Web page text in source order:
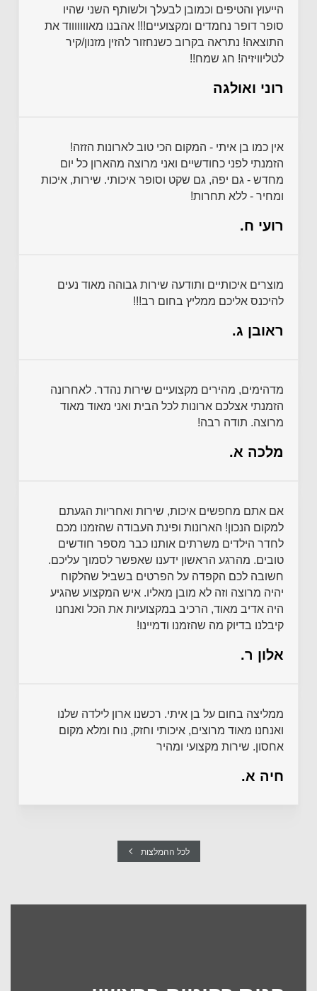
הייעוץ והטיפים וכמובן לבעלך ולשותף השני שהיו
סופר דופר נחמדים ומקצועיים!!! אהבנו מאוווווווד את
התוצאה! נתראה בקרוב כשנחזור להזין מזנון/קיר
לטליוויזיה! חג שמח!!
רוני ואולגה
אין כמו בן איתי - המקום הכי טוב לארונות הזזה!
הזמנתי לפני כחודשיים ואני מרוצה מהארון כל יום
מחדש - גם יפה, גם שקט וסופר איכותי. שירות, איכות
ומחיר - ללא תחרות!
רועי ח.
מוצרים איכותיים ותודעה שירות גבוהה מאוד נעים
להיכנס אליכם ממליץ בחום רב!!!
ראובן ג.
מדהימים, מהירים מקצועיים שירות נהדר. לאחרונה
הזמנתי אצלכם ארונות לכל הבית ואני מאוד מאוד
מרוצה. תודה רבה!
מלכה א.
אם אתם מחפשים איכות, שירות ואחריות הגעתם
למקום הנכון! הארונות ופינת העבודה שהזמנו מכם
לחדר הילדים משרתים אותנו כבר מספר חודשים
טובים. מהרגע הראשון ידענו שאפשר לסמוך עליכם.
חשובה לכם הקפדה על הפרטים בשביל שהלקוח
יהיה מרוצה וזה לא מובן מאליו. איש המקצוע שהגיע
היה אדיב מאוד, הרכיב במקצועיות את הכל ואנחנו
קיבלנו בדיוק מה שהזמנו ודמיינו!
אלון ר.
ממליצה בחום על בן איתי. רכשנו ארון לילדה שלנו
ואנחנו מאוד מרוצים, איכותי וחזק, נוח ומלא מקום
אחסון. שירות מקצועי ומהיר
חיה א.
לכל ההמלצות